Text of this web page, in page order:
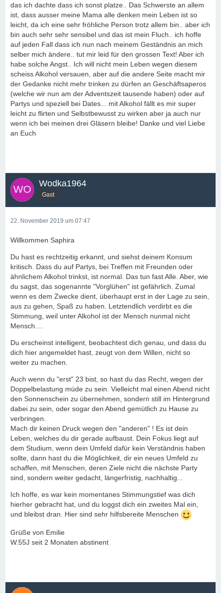
das ich dachte dass ich sonst platze.. Das Schwerste an allem
ist, dass ausser meine Mama alle denken mein Leben ist so
leicht, da ich eine sehr fröhliche Person trotz allem bin.. aber ich
bin auch sehr sehr sensibel und das ist mein Fluch.. ich hoffe
auf jeden Fall dass ich nun nach meinem Geständnis an mich
selber mich ändere.. tut mir leid für den grossen Text! Aber ich
habe solche Angst.. Ich will nicht mein Leben wegen diesem
scheiss Alkohol versauen, aber auf die andere Seite macht mir
der Gedanke nicht mehr trinken zu dürfen an Geschäftsaperos
(welche wir nun am der Adventszeit tausende haben) oder auf
Partys und speziell bei Dates... mit Alkohol fällt es mir super
leicht zu flirten und Selbstbewusst zu wirken aber ja auch nur
wenn ich bei meinen drei Gläsern bleibe! Danke und viel Liebe
an Euch
Wodka1964
Gast
22. November 2019 um 07:47
Willkommen Saphira
Du hast es rechtzeitig erkannt, und siehst deinem Konsum
kritisch. Dass du auf Partys, bei Treffen mit Freunden oder
ähnlichem Alkohol trinkst, ist normal. Das tun fast Alle. Aber, wie
du sagst, das sogenannte "Vorglühen" ist gefährlich. Zumal
wenn es dem Zwecke dient, überhaupt erst in der Lage zu sein,
aus zu gehen, Spaß zu haben. Letztendlich verdirbt es die
Stimmung, weil unter Alkohol ist der Mensch nunmal nicht
Mensch....
Du erscheinst intelligent, beobachtest dich genau, und dass du
dich hier angemeldet hast, zeugt von dem Willen, nicht so
weiter zu machen.
Auch wenn du "erst" 23 bist, so hast du das Recht, wegen der
Doppelbelastung müde zu sein. Vielleicht mal einen Abend nicht
den Sonnenschein zu übernehmen, sondern still im Hintergrund
dabei zu sein, oder sogar den Abend gemütlich zu Hause zu
verbringen.
Mach dir keinen Druck wegen den "anderen" ! Es ist dein
Leben, welches du dir gerade aufbaust. Dein Fokus liegt auf
dem Studium, wenn dein Umfeld dafür kein Verständnis haben
sollte, dann hast du die Möglichkeit, dir ein neues Umfeld zu
schaffen, mit Menschen, deren Ziele nicht die nächste Party
sind, sondern weiter gedacht, längerfristig, nachhaltig...
Ich hoffe, es war kein momentanes Stimmungstief was dich
hierher gebracht hat, und du loggst dich ein zweites Mal ein,
und bleibst dran. Hier sind sehr hilfsbereite Menschen
Grüße von Emilie
W.55J seit 2 Monaten abstinent